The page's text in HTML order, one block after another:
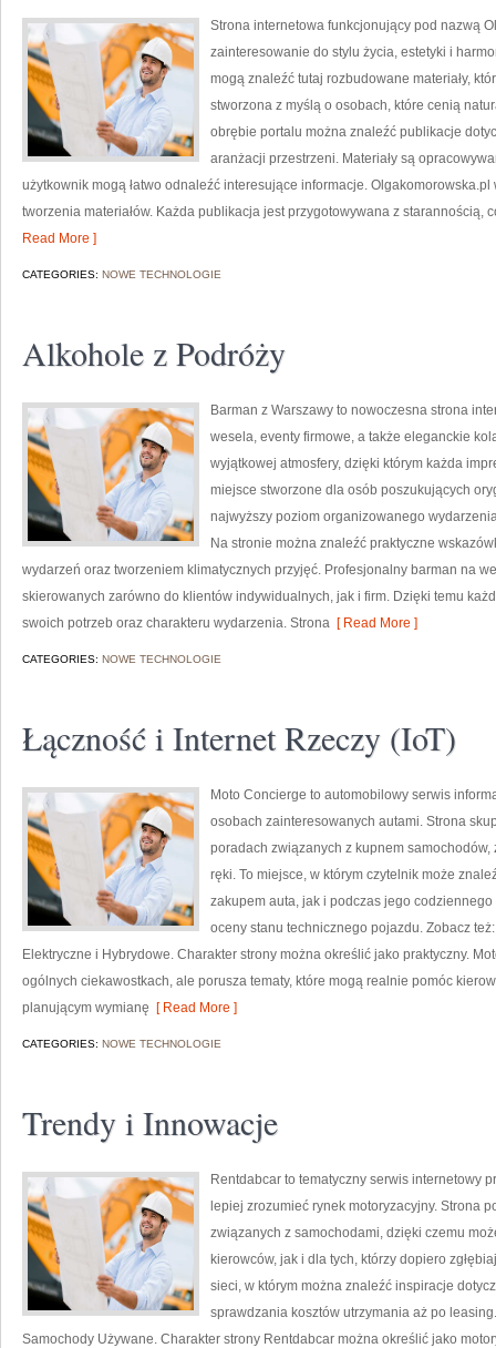
Strona internetowa funkcjonujący pod nazwą
zainteresowanie do stylu życia, estetyki i
mogą znaleźć tutaj rozbudowane materiały,
stworzona z myślą o osobach, które cenią
obrębie portalu można znaleźć publikacje
aranżacji przestrzeni. Materiały są
użytkownik mogą łatwo odnaleźć interesujące informacje.
tworzenia materiałów. Każda publikacja jest przygotowywana z starannością,
Read More ]
CATEGORIES: NOWE TECHNOLOGIE
Alkohole z Podróży
Barman z Warszawy to nowoczesna strona
wesela, eventy firmowe, a także eleganckie
wyjątkowej atmosfery, dzięki którym każda
miejsce stworzone dla osób poszukujących
najwyższy poziom organizowanego
Na stronie można znaleźć praktyczne
wydarzeń oraz tworzeniem klimatycznych przyjęć. Profesjonalny barman na
skierowanych zarówno do klientów indywidualnych, jak i firm. Dzięki temu
swoich potrzeb oraz charakteru wydarzenia. Strona [ Read More ]
CATEGORIES: NOWE TECHNOLOGIE
Łączność i Internet Rzeczy (IoT)
Moto Concierge to automobilowy serwis
osobach zainteresowanych autami. Strona
poradach związanych z kupnem
ręki. To miejsce, w którym czytelnik może
zakupem auta, jak i podczas jego
oceny stanu technicznego pojazdu. Zobacz
Elektryczne i Hybrydowe. Charakter strony można określić jako praktyczny.
ogólnych ciekawostkach, ale porusza tematy, które mogą realnie pomóc
planującym wymianę [ Read More ]
CATEGORIES: NOWE TECHNOLOGIE
Trendy i Innowacje
Rentdabcar to tematyczny serwis internetowy
lepiej zrozumieć rynek motoryzacyjny. Strona
związanych z samochodami, dzięki czemu
kierowców, jak i dla tych, którzy dopiero
sieci, w którym można znaleźć inspiracje
sprawdzania kosztów utrzymania aż po
Samochody Używane. Charakter strony Rentdabcar można określić jako